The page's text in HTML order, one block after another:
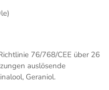
76/768/CEE über 26
auslösende
Geraniol.